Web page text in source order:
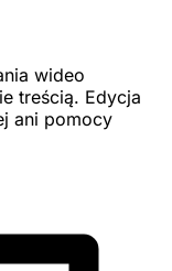
wideo
treścią. Edycja
ani pomocy